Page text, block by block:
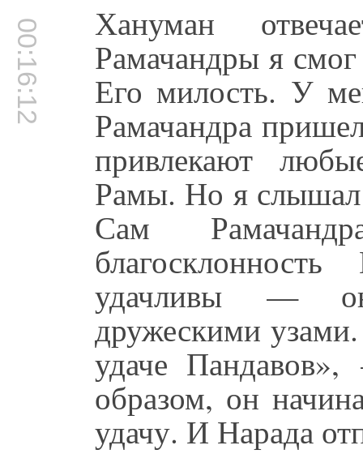
00:16:12 Хануман
Рамачандры я
Его милость. У
Рамачандра
привлекают
Рамы. Но я
Сам
удачливы —
дружескими
удаче
образом, он
удачу. И Нарада